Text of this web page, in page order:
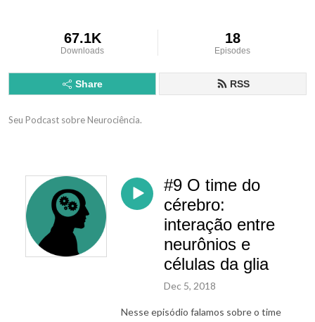
67.1K
Downloads
18
Episodes
Share RSS
Seu Podcast sobre Neurociência.
#9 O time do
cérebro:
interação entre
neurônios e
células da glia
Dec 5, 2018
Nesse episódio falamos sobre o time